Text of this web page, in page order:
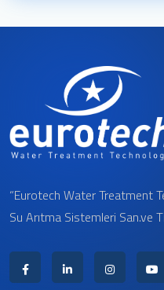
“Eurotech Water Treatment
Su Arıtma Sistemleri San.ve